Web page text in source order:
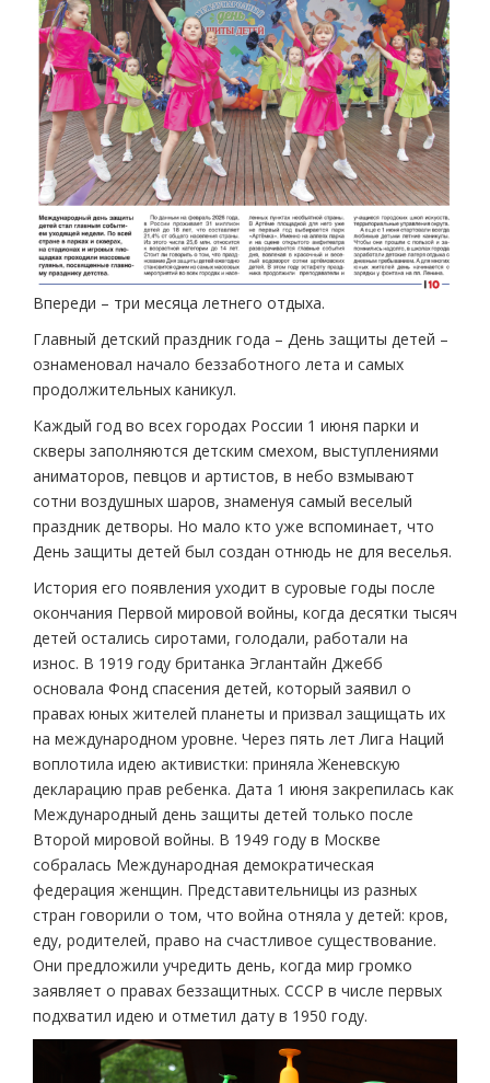
Впереди – три месяца летнего отдыха.
Главный детский праздник года – День защиты детей –
ознаменовал начало беззаботного лета и самых
продолжительных каникул.
Каждый год во всех городах России 1 июня парки и
скверы заполняются детским смехом, выступлениями
аниматоров, певцов и артистов, в небо взмывают
сотни воздушных шаров, знаменуя самый веселый
праздник детворы. Но мало кто уже вспоминает, что
День защиты детей был создан отнюдь не для веселья.
История его появления уходит в суровые годы после
окончания Первой мировой войны, когда десятки тысяч
детей остались сиротами, голодали, работали на
износ. В 1919 году британка Эглантайн Джебб
основала Фонд спасения детей, который заявил о
правах юных жителей планеты и призвал защищать их
на международном уровне. Через пять лет Лига Наций
воплотила идею активистки: приняла Женевскую
декларацию прав ребенка. Дата 1 июня закрепилась как
Международный день защиты детей только после
Второй мировой войны. В 1949 году в Москве
собралась Международная демократическая
федерация женщин. Представительницы из разных
стран говорили о том, что война отняла у детей: кров,
еду, родителей, право на счастливое существование.
Они предложили учредить день, когда мир громко
заявляет о правах беззащитных. СССР в числе первых
подхватил идею и отметил дату в 1950 году.